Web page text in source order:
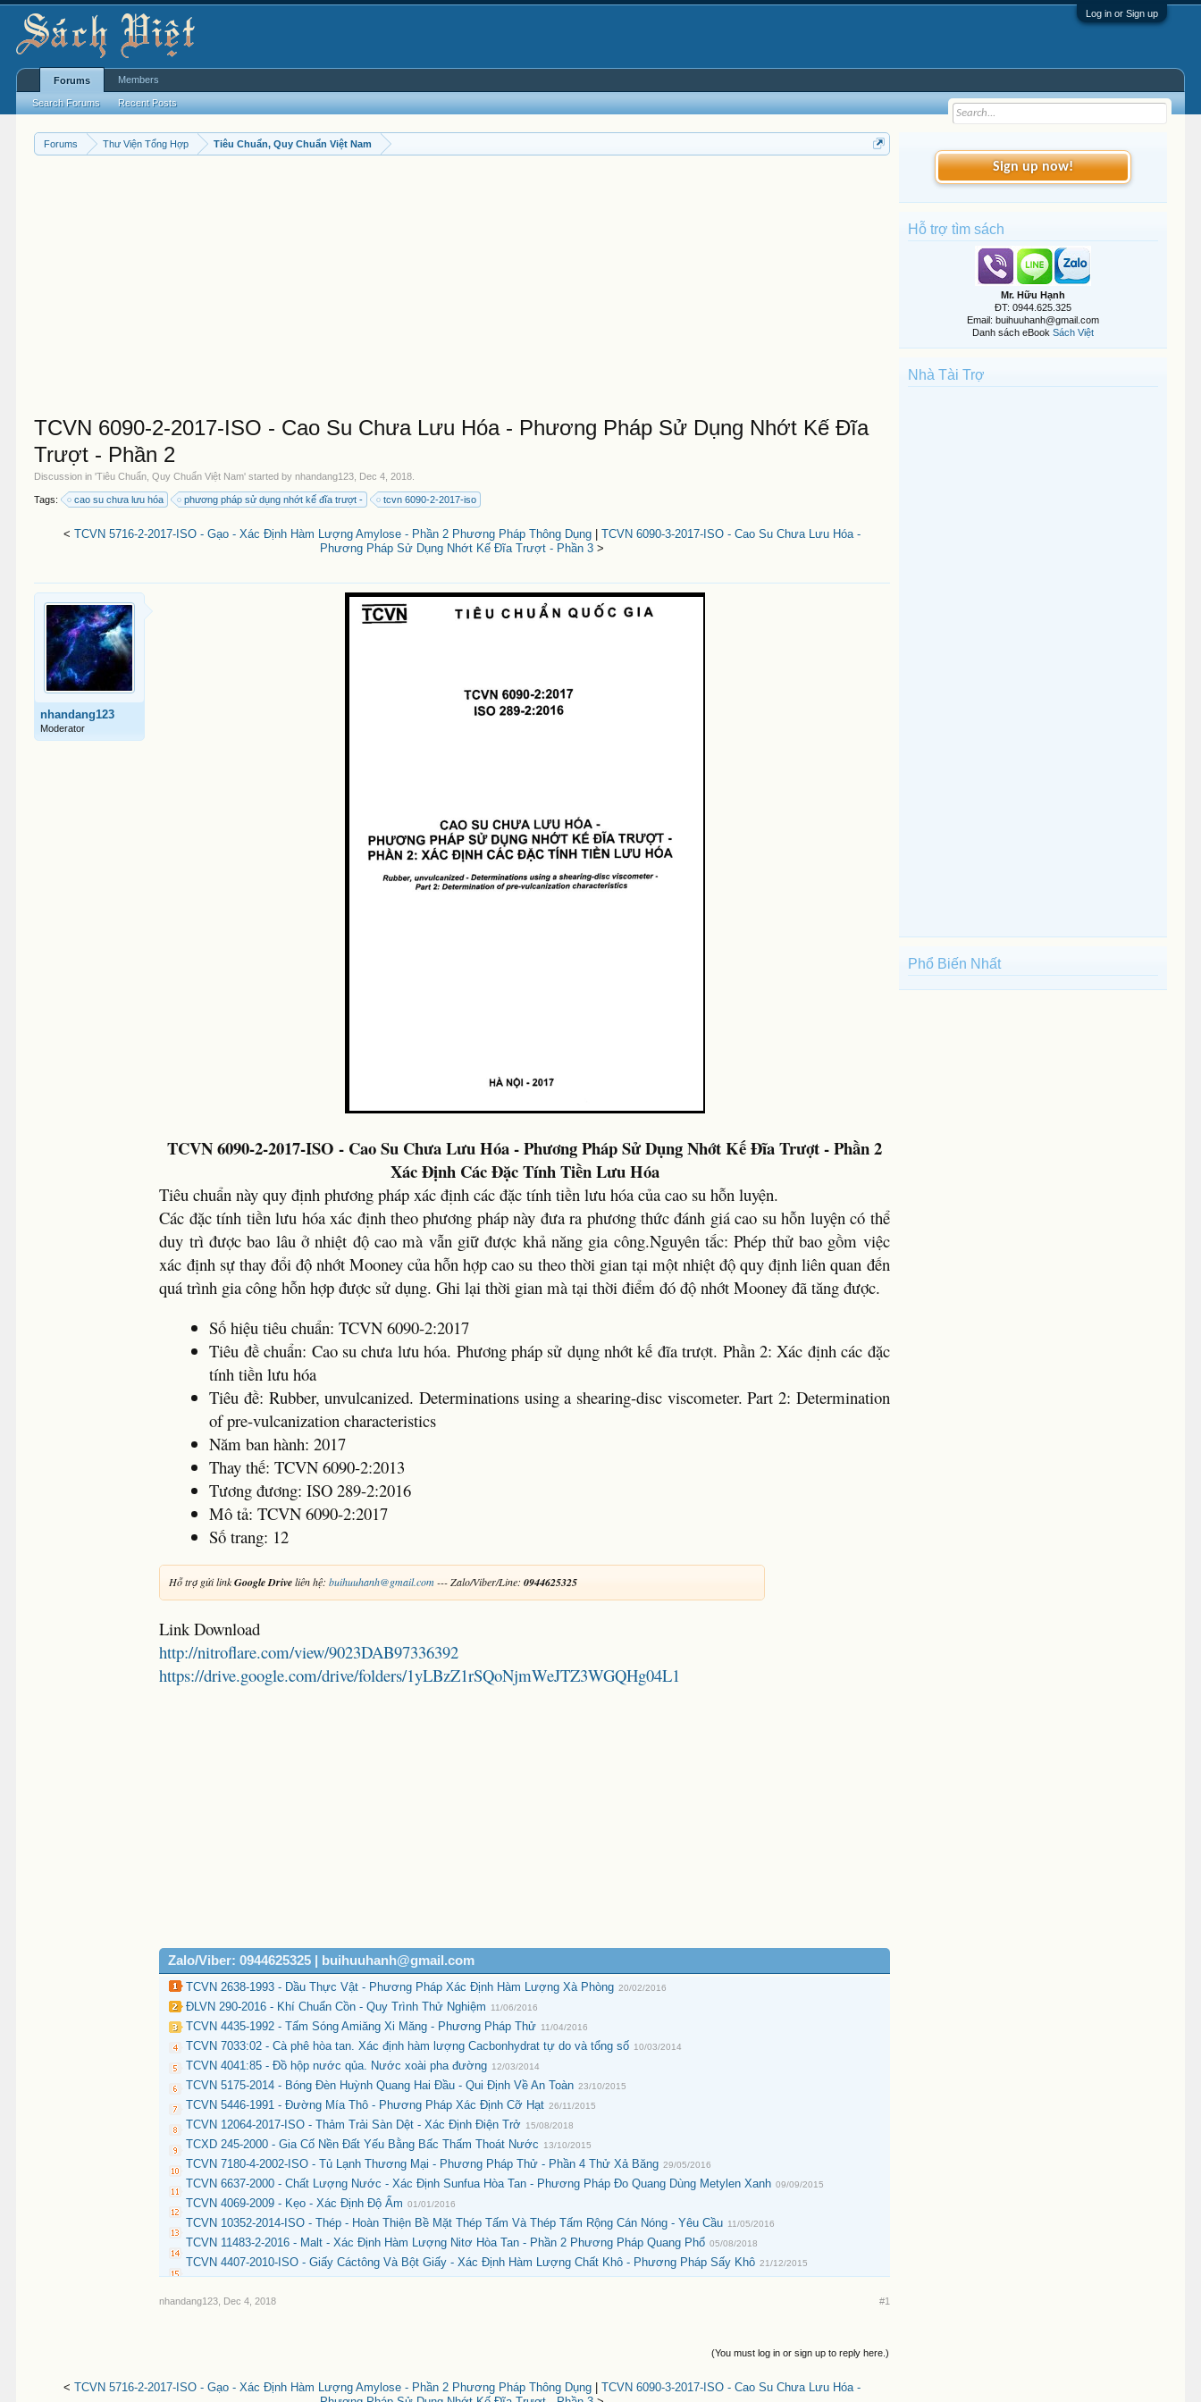
Log in or Sign up
Forums Thư Viện Tổng Hợp Tiêu Chuẩn, Quy Chuẩn Việt Nam
TCVN 6090-2-2017-ISO - Cao Su Chưa Lưu Hóa - Phương Pháp Sử Dụng Nhớt Kế Đĩa
Trượt - Phần 2
Discussion in 'Tiêu Chuẩn, Quy Chuẩn Việt Nam' started bynhandang123 Dec 4, 2018
Tags: cao su chưa lưu hóa phương pháp sử dụng nhớt kế đĩa trượt - tcvn 6090-2-2017-iso
< TCVN 5716-2-2017-ISO - Gạo - Xác Định Hàm Lượng Amylose - Phần 2 Phương Pháp Thông Dụng
TCVN 6090-3-2017-ISO - Cao Su Chưa Lưu Hóa -
Phương Pháp Sử Dụng Nhớt Kế Đĩa Trượt - Phần 3 >
nhandang123
Moderator
TCVN 6090-2-2017-ISO - Cao Su Chưa Lưu Hóa - Phương Pháp Sử Dụng Nhớt Kế Đĩa Trượt - Phần 2
Xác Định Các Đặc Tính Tiền Lưu Hóa
Tiêu chuẩn này quy định phương pháp xác định các đặc tính tiền lưu hóa của cao su hỗn luyện.
Các đặc tính tiền lưu hóa xác định theo phương pháp này đưa ra phương thức đánh giá cao su hỗn luyện có thể
duy trì được bao lâu ở nhiệt độ cao mà vẫn giữ được khả năng gia công.Nguyên tắc: Phép thử bao gồm việc
xác định sự thay đổi độ nhớt Mooney của hỗn hợp cao su theo thời gian tại một nhiệt độ quy định liên quan đến
quá trình gia công hỗn hợp được sử dụng. Ghi lại thời gian mà tại thời điểm đó độ nhớt Mooney đã tăng được.
Số hiệu tiêu chuẩn: TCVN 6090-2:2017
Tiêu đề chuẩn: Cao su chưa lưu hóa. Phương pháp sử dụng nhớt kế đĩa trượt. Phần 2: Xác định các đặc
tính tiền lưu hóa
Tiêu đề: Rubber, unvulcanized. Determinations using a shearing-disc viscometer. Part 2: Determination
of pre-vulcanization characteristics
Năm ban hành: 2017
Thay thế: TCVN 6090-2:2013
Tương đương: ISO 289-2:2016
Mô tả: TCVN 6090-2:2017
Số trang: 12
Hỗ trợ gửi linkGoogle Driveliên hệ:buihuuhanh@gmail.com--- Zalo/Viber/Line:0944625325
Link Download
http://nitroflare.com/view/9023DAB97336392
https://drive.google.com/drive/folders/1yLBzZ1rSQoNjmWeJTZ3WGQHg04L1
Zalo/Viber: 0944625325 | buihuuhanh@gmail.com
TCVN 2638-1993 - Dầu Thực Vật - Phương Pháp Xác Định Hàm Lượng Xà Phòng 20/02/2016
ĐLVN 290-2016 - Khí Chuẩn Cồn - Quy Trình Thử Nghiệm 11/06/2016
TCVN 4435-1992 - Tấm Sóng Amiăng Xi Măng - Phương Pháp Thử 11/04/2016
TCVN 7033:02 - Cà phê hòa tan. Xác định hàm lượng Cacbonhydrat tự do và tổng số 10/03/2014
TCVN 4041:85 - Đồ hộp nước qủa. Nước xoài pha đường 12/03/2014
TCVN 5175-2014 - Bóng Đèn Huỳnh Quang Hai Đầu - Qui Định Về An Toàn 23/10/2015
TCVN 5446-1991 - Đường Mía Thô - Phương Pháp Xác Định Cỡ Hạt 26/11/2015
TCVN 12064-2017-ISO - Thảm Trải Sàn Dệt - Xác Định Điện Trở 15/08/2018
TCXD 245-2000 - Gia Cố Nền Đất Yếu Bằng Bấc Thấm Thoát Nước 13/10/2015
TCVN 7180-4-2002-ISO - Tủ Lạnh Thương Mại - Phương Pháp Thử - Phần 4 Thử Xả Băng 29/05/2016
TCVN 6637-2000 - Chất Lượng Nước - Xác Định Sunfua Hòa Tan - Phương Pháp Đo Quang Dùng Metylen Xanh 09/09/2015
TCVN 4069-2009 - Kẹo - Xác Định Độ Ẩm 01/01/2016
TCVN 10352-2014-ISO - Thép - Hoàn Thiện Bề Mặt Thép Tấm Và Thép Tấm Rộng Cán Nóng - Yêu Cầu 11/05/2016
TCVN 11483-2-2016 - Malt - Xác Định Hàm Lượng Nitơ Hòa Tan - Phần 2 Phương Pháp Quang Phổ 05/08/2018
TCVN 4407-2010-ISO - Giấy Cáctông Và Bột Giấy - Xác Định Hàm Lượng Chất Khô - Phương Pháp Sấy Khô 21/12/2015
nhandang123 Dec 4, 2018 #1
(You must log in or sign up to reply here.)
< TCVN 5716-2-2017-ISO - Gạo - Xác Định Hàm Lượng Amylose - Phần 2 Phương Pháp Thông Dụng
TCVN 6090-3-2017-ISO - Cao Su Chưa Lưu Hóa -
Sign up now!
Hỗ trợ tìm sách
Mr. Hữu Hạnh
ĐT: 0944.625.325
Email: buihuuhanh@gmail.com
Danh sách eBook Sách Việt
Nhà Tài Trợ
Phổ Biến Nhất
Forums
Search Forums Recent Posts
Members